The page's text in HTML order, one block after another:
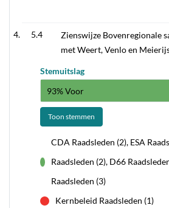
5.4
Zienswijze Bovenregionale
met Weert, Venlo en
Stemuitslag
93% Voor
Toon stemmen
CDA Raadsleden (2), ESA
Raadsleden (2), D66
Raadsleden (3)
Kernbeleid Raadsleden (1)